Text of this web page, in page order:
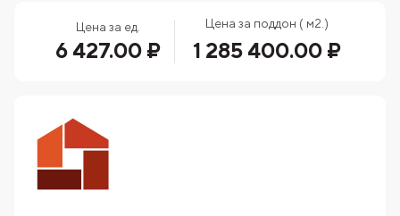
Цена за ед.
6 427.00 ₽
Цена за поддон ( м2.)
1 285 400.00 ₽